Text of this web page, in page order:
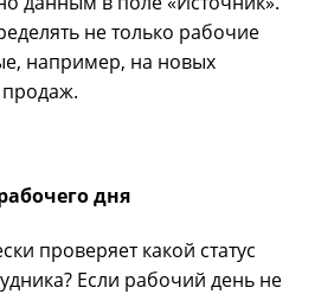
не только рабочие
например, на новых
продаж.
дня
проверяет какой статус
Если рабочий день не